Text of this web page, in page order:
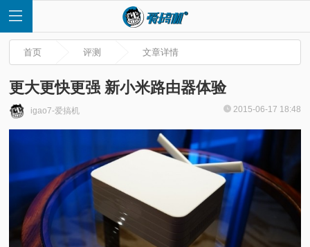
首页 评测 文章详情
更大更快更强 新小米路由器体验
igao7-爱搞机 2015-06-17 18:48